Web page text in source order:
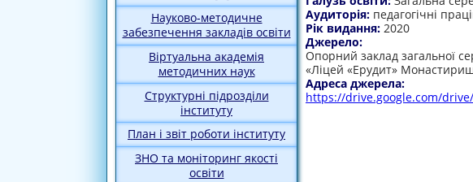
Науково-методичне
забезпечення закладів освіти
Віртуальна академія
методичних наук
Структурні підрозділи
інституту
План і звіт роботи інституту
ЗНО та моніторинг якості
освіти
Аудиторія: педагогічні
Рік видання: 2020
Джерело:
Опорний заклад загальної
«Ліцей «Ерудит»
Адреса джерела:
https://drive.google.com/drive/